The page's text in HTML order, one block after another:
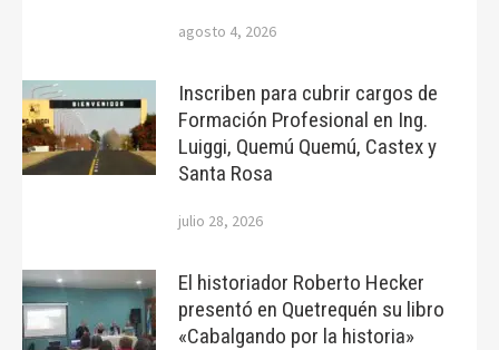
agosto 4, 2026
Inscriben para cubrir cargos de
Formación Profesional en Ing.
Luiggi, Quemú Quemú, Castex y
Santa Rosa
julio 28, 2026
El historiador Roberto Hecker
presentó en Quetrequén su libro
«Cabalgando por la historia»